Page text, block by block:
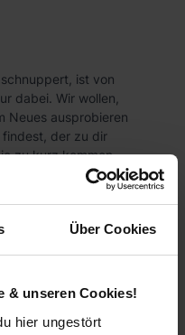
Über Cookies
& unseren Cookies!
hier ungestört
ist von
dabei. Wir wollen,
Neues ausprobieren
der zu dir
zu kurz kommen
Praktikum,
in den Handel
du, warum wir